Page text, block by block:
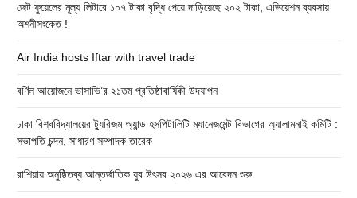
জেট ফুয়েলের মূল্য লিটারে ১০৭ টাকা বৃদ্ধি পেয়ে দাড়িয়েছে ২০২ টাকা, এভিয়েশন ব্যবসায়
অশনীসংকেত !
Air India hosts Iftar with travel trade
বর্ণিল আয়োজনে ভাসাভি’র ২১তম প্রতিষ্ঠাবার্ষিকী উদযাপন
ঢাকা বিশ্ববিদ্যালয়ের ট্যুরিজম অ্যান্ড হসপিটালিটি ম্যানেজমেন্ট বিভাগের অ্যালামনাই কমিটি :
সভাপতি চন্দন, সাধারণ সম্পাদক তারেক
রাশিয়ায় অনুষ্ঠিতব্য আন্তর্জাতিক যুব উৎসব ২০২৬ এর আবেদন শুরু